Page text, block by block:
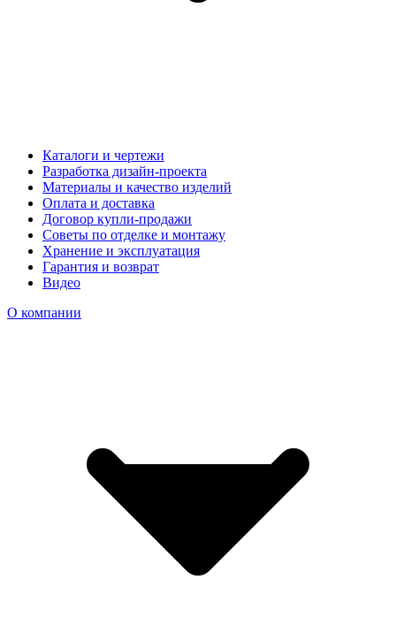
Каталоги и чертежи
Разработка дизайн-проекта
Материалы и качество изделий
Оплата и доставка
Договор купли-продажи
Советы по отделке и монтажу
Хранение и эксплуатация
Гарантия и возврат
Видео
О компании